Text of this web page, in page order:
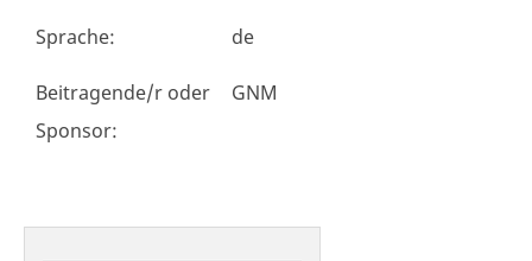
Sprache: de
Beitragende/r oder
Sponsor:
GNM